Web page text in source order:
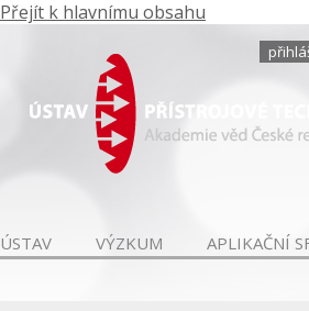
Přejít k hlavnímu obsahu
ÚSTAV VÝZKUM APLIKAČNÍ